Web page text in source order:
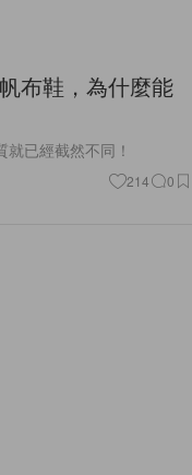
布鞋，為什麼能
已經截然不同！
214 0